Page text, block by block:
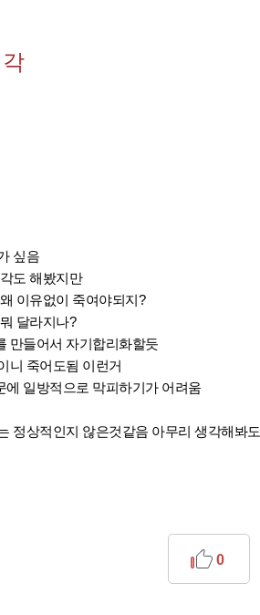
싶음
도 해봤지만
이유없이 죽여야되지?
달라지나?
만들어서 자기합리화할듯
니 죽어도됨 이런거
에 일방적으로 막피하기가 어려움
정상적인지 않은것같음 아무리 생각해봐도
0